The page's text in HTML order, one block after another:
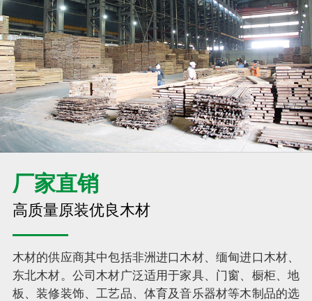
厂家直销
高质量原装优良木材
木材的供应商其中包括非洲进口木材、缅甸进口木材、
东北木材。公司木材广泛适用于家具、门窗、橱柜、地
板、装修装饰、工艺品、体育及音乐器材等木制品的选